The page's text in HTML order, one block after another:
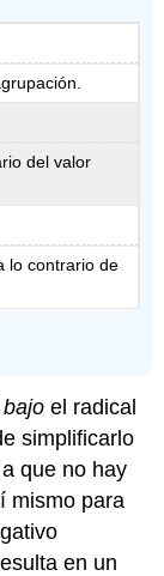
del valor
lo contrario de
bajo el radical
simplificarlo
que no hay
mismo para
en un